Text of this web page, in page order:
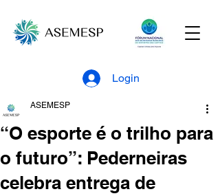
Login
“O esporte é o trilho para
o futuro”: Pederneiras
celebra entrega de
ASEMESP